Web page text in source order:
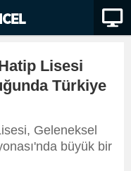
Lisesi
Türkiye
Geleneksel
büyük bir